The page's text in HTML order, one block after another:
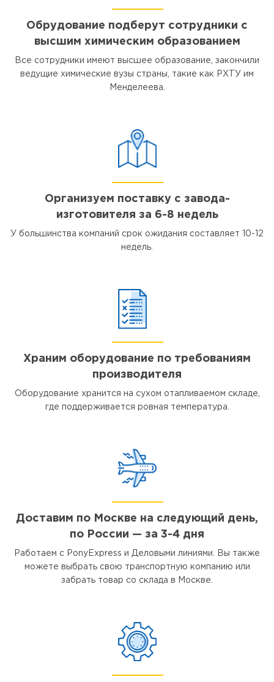
Обрудование подберут сотрудники с
высшим химическим образованием
Все сотрудники имеют высшее образование, закончили
ведущие химические вузы страны, такие как РХТУ им
Менделеева.
Организуем поставку с завода-
изготовителя за 6-8 недель
У большинства компаний срок ожидания составляет 10-12
недель.
Храним оборудование по требованиям
производителя
Оборудование хранится на сухом отапливаемом складе,
где поддерживается ровная температура.
Доставим по Москве на следующий день,
по России — за 3-4 дня
Работаем с PonyExpress и Деловыми линиями. Вы также
можете выбрать свою транспортную компанию или
забрать товар со склада в Москве.